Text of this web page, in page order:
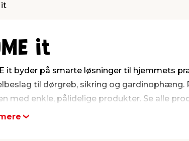
it
it
it byder på smarte løsninger til hjemmets
til dørgreb, sikring og gardinophæng.
med enkle, pålidelige produkter. Se alle